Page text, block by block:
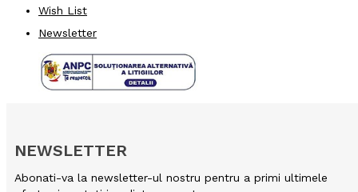
Wish List
Newsletter
NEWSLETTER
Abonati-va la newsletter-ul nostru pentru a primi ultimele